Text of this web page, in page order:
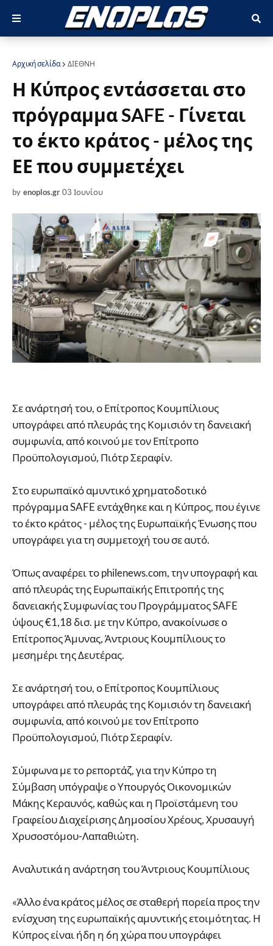
Αρχική σελίδα ΔΙΕΘΝΗ
Η Κύπρος εντάσσεται στο
πρόγραμμα SAFE - Γίνεται
το έκτο κράτος - μέλος της
ΕΕ που συμμετέχει
by enoplos.gr 03 Ιουνίου
Σε ανάρτησή του, ο Επίτροπος Κουμπίλιους
υπογράφει από πλευράς της Κομισιόν τη δανειακή
συμφωνία, από κοινού με τον Επίτροπο
Προϋπολογισμού, Πιότρ Σεραφίν.
Στο ευρωπαϊκό αμυντικό χρηματοδοτικό
πρόγραμμα SAFE εντάχθηκε και η Κύπρος, που έγινε
το έκτο κράτος - μέλος της Ευρωπαϊκής Ένωσης που
υπογράφει για τη συμμετοχή του σε αυτό.
Όπως αναφέρει το philenews.com, την υπογραφή και
από πλευράς της Ευρωπαϊκής Επιτροπής της
δανειακής Συμφωνίας του Προγράμματος SAFE
ύψους €1,18 δισ. με την Κύπρο, ανακοίνωσε ο
Επίτροπος Άμυνας, Άντριους Κουμπίλιους το
μεσημέρι της Δευτέρας.
Σε ανάρτησή του, ο Επίτροπος Κουμπίλιους
υπογράφει από πλευράς της Κομισιόν τη δανειακή
συμφωνία, από κοινού με τον Επίτροπο
Προϋπολογισμού, Πιότρ Σεραφίν.
Σύμφωνα με το ρεπορτάζ, για την Κύπρο τη
Σύμβαση υπόγραψε ο Υπουργός Οικονομικών
Μάκης Κεραυνός, καθώς και η Προϊστάμενη του
Γραφείου Διαχείρισης Δημοσίου Χρέους, Χρυσαυγή
Χρυσοστόμου-Λαπαθιώτη.
Αναλυτικά η ανάρτηση του Άντριους Κουμπίλιους
«Άλλο ένα κράτος μέλος σε σταθερή πορεία προς την
ενίσχυση της ευρωπαϊκής αμυντικής ετοιμότητας. Η
Κύπρος είναι ήδη η 6η χώρα που υπογράφει